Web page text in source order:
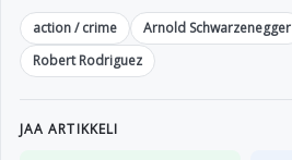
action / crime
Arnold Schwarzenegger
Robert Rodriguez
JAA ARTIKKELI